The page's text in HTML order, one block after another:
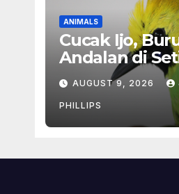
ANIMALS
Cucak Ijo,
Andalan di
Kicauan
AUGUST 9, 2026
PHILLIPS